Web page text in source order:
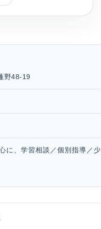
野48-19
に、学習相談／個別指導／少